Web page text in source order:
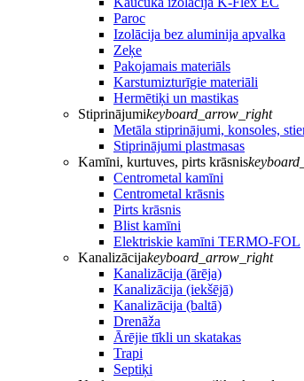
Paroc
Izolācija bez aluminija apvalka
Zeķe
Pakojamais materiāls
Karstumizturīgie materiāli
Hermētiķi un mastikas
Stiprinājumikeyboard_arrow_right
Metāla stiprinājumi, konsoles,
Stiprinājumi plastmasas
Kamīni, kurtuves, pirts krāsnis
Centrometal kamīni
Centrometal krāsnis
Pirts krāsnis
Blist kamīni
Elektriskie kamīni TERMO-FOL
Kanalizācijakeyboard_arrow_right
Kanalizācija (ārēja)
Kanalizācija (iekšējā)
Kanalizācija (baltā)
Drenāža
Ārējie tīkli un skatakas
Trapi
Septiķi